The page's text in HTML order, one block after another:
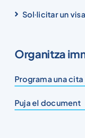
Sol·licitar un
Organitza
Programa una cita
Puja el document